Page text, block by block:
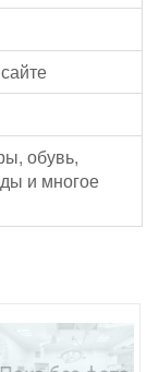
обувь,
и многое